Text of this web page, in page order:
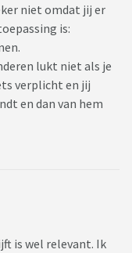
niet omdat jij er
is:
lukt niet als je
verplicht en jij
en dan van hem
is wel relevant. Ik